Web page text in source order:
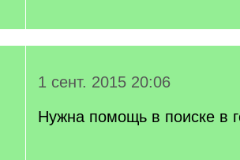
1 сент. 2015 20:06
Нужна помощь в поиске в